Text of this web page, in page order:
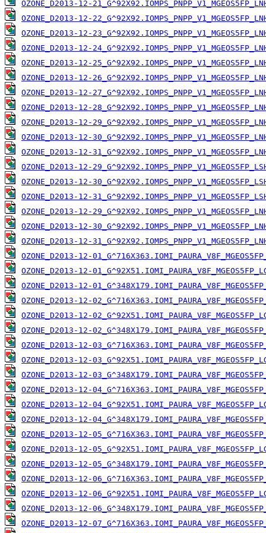
OZONE_D2013-12-
OZONE_D2013-12-
OZONE_D2013-12-
OZONE_D2013-12-
OZONE_D2013-12-
OZONE_D2013-12-
OZONE_D2013-12-
OZONE_D2013-12-
OZONE_D2013-12-
OZONE_D2013-12-
OZONE_D2013-12-
OZONE_D2013-12-
OZONE_D2013-12-
OZONE_D2013-12-
OZONE_D2013-12-
OZONE_D2013-12-
OZONE_D2013-12-
OZONE_D2013-12-
OZONE_D2013-12-
OZONE_D2013-12-
OZONE_D2013-12-
OZONE_D2013-12-
OZONE_D2013-12-
OZONE_D2013-12-
OZONE_D2013-12-
OZONE_D2013-12-
OZONE_D2013-12-
OZONE_D2013-12-
OZONE_D2013-12-
OZONE_D2013-12-
OZONE_D2013-12-
OZONE_D2013-12-
OZONE_D2013-12-
OZONE_D2013-12-
OZONE_D2013-12-
OZONE_D2013-12-